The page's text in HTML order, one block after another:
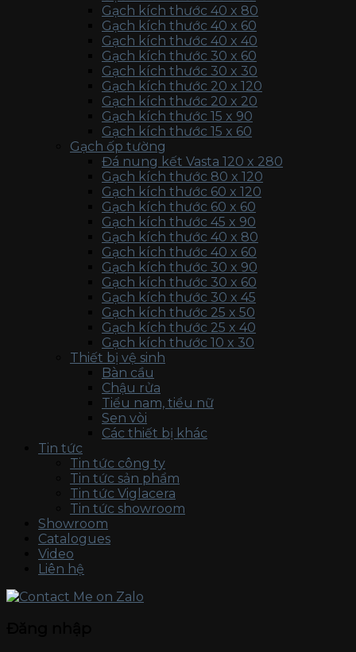
Gạch kích thước 40 x 80
Gạch kích thước 40 x 60
Gạch kích thước 40 x 40
Gạch kích thước 30 x 60
Gạch kích thước 30 x 30
Gạch kích thước 20 x 120
Gạch kích thước 20 x 20
Gạch kích thước 15 x 90
Gạch kích thước 15 x 60
Gạch ốp tường
Đá nung kết Vasta 120 x 280
Gạch kích thước 80 x 120
Gạch kích thước 60 x 120
Gạch kích thước 60 x 60
Gạch kích thước 45 x 90
Gạch kích thước 40 x 80
Gạch kích thước 40 x 60
Gạch kích thước 30 x 90
Gạch kích thước 30 x 60
Gạch kích thước 30 x 45
Gạch kích thước 25 x 50
Gạch kích thước 25 x 40
Gạch kích thước 10 x 30
Thiết bị vệ sinh
Bàn cầu
Chậu rửa
Tiểu nam, tiểu nữ
Sen vòi
Các thiết bị khác
Tin tức
Tin tức công ty
Tin tức sản phẩm
Tin tức Viglacera
Tin tức showroom
Showroom
Catalogues
Video
Liên hệ